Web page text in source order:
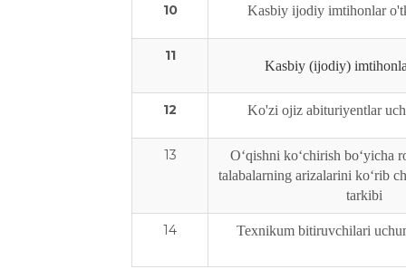
10 Kasbiy ijodiy imtihonlar
11
Kasbiy (ijodiy)
12 Ko'zi ojiz abituriyentlar
13
Oʻqishni koʻchirish boʻyicha
talabalarning arizalarini koʻrib
tarkibi
14 Texnikum bitiruvchilari